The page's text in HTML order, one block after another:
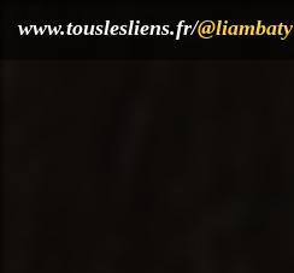
www.touslesliens.fr/@liambaty